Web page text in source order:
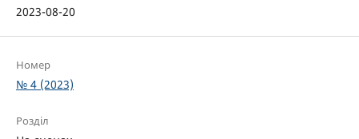
2023-08-20
Номер
№ 4 (2023)
Розділ